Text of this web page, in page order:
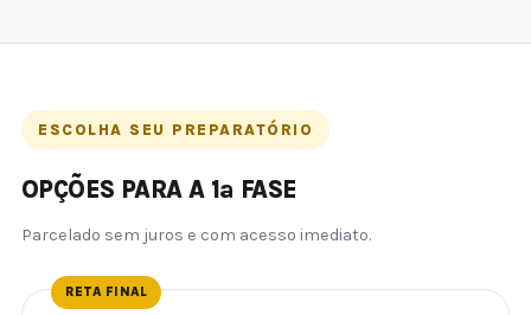
ESCOLHA SEU PREPARATÓRIO
OPÇÕES PARA A 1ª FASE
Parcelado sem juros e com acesso imediato.
RETA FINAL